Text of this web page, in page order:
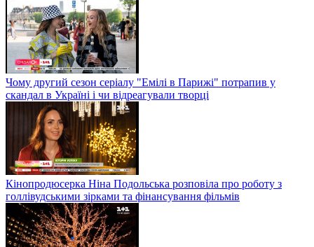
Чому другий сезон серіалу "Емілі в Парижі" потрапив у
скандал в Україні і чи відреагували творці
Кінопродюсерка Ніна Подольська розповіла про роботу з
голлівудськими зірками та фінансування фільмів